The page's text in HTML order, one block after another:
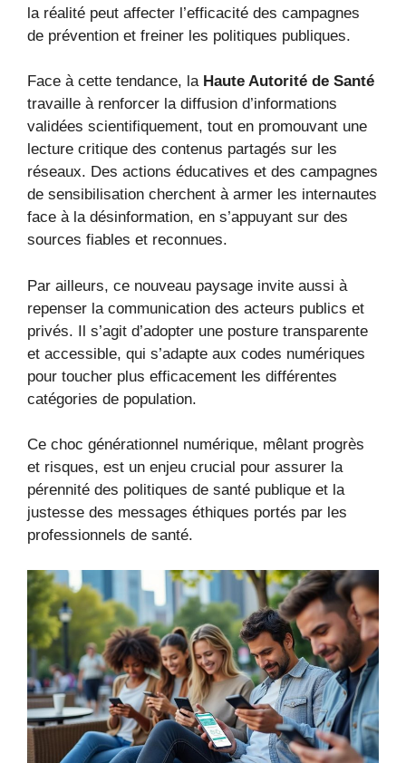
la réalité peut affecter l’efficacité des campagnes
de prévention et freiner les politiques publiques.
Face à cette tendance, la Haute Autorité de Santé
travaille à renforcer la diffusion d’informations
validées scientifiquement, tout en promouvant une
lecture critique des contenus partagés sur les
réseaux. Des actions éducatives et des campagnes
de sensibilisation cherchent à armer les internautes
face à la désinformation, en s’appuyant sur des
sources fiables et reconnues.
Par ailleurs, ce nouveau paysage invite aussi à
repenser la communication des acteurs publics et
privés. Il s’agit d’adopter une posture transparente
et accessible, qui s’adapte aux codes numériques
pour toucher plus efficacement les différentes
catégories de population.
Ce choc générationnel numérique, mêlant progrès
et risques, est un enjeu crucial pour assurer la
pérennité des politiques de santé publique et la
justesse des messages éthiques portés par les
professionnels de santé.